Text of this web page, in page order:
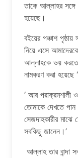
তাকে আল্লাহর সঙ্গে
হয়েছে।
বইয়ের পঞ্চাশ
নিয়ে এসে
আল্লাহকে ভয় করতে
নামকরণ করা
‘ আর পরাক্রমশালী
তোমাকে দেখতে পান
সেজদাহকারীর
সবকিছু জানেন।’
আল্লাহ তার বান্দা